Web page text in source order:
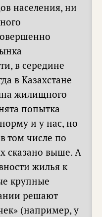
населения, ни
в середине
в Казахстане
жилищного
попытка
и у нас, но
том числе по
сказано выше. А
жилья к
крупные
решают
(например, у